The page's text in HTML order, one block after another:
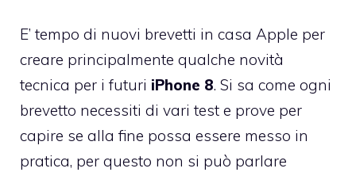
E’ tempo di nuovi brevetti in casa Apple per
creare principalmente qualche novità
tecnica per i futuri iPhone 8. Si sa come ogni
brevetto necessiti di vari test e prove per
capire se alla fine possa essere messo in
pratica, per questo non si può parlare